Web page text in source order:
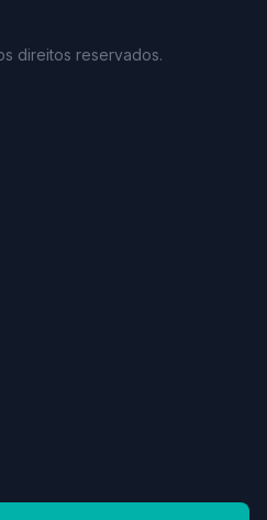
direitos reservados.